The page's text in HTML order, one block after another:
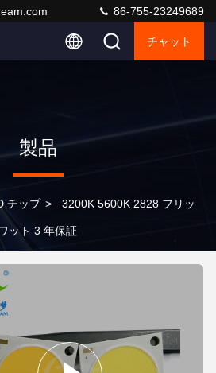
86-755-23249689
チャット
製品
チップ > 3200K 5600K 2828 フリッ
ット 3 年保証